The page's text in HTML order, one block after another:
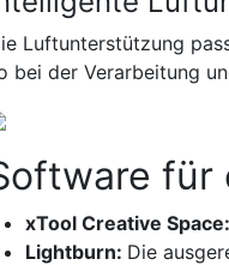
Luftunterstützung
bei der Verarbeitung
für
xTool Creative Space:
Lightburn: Die